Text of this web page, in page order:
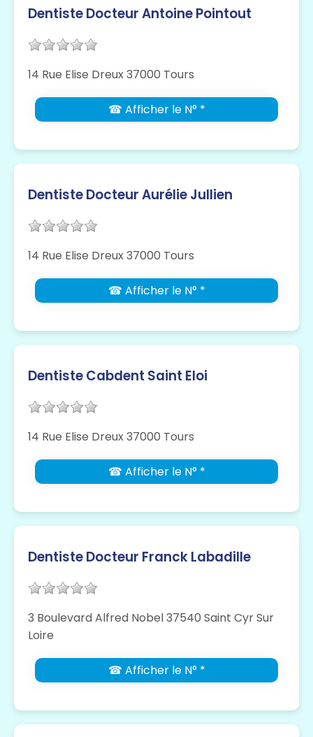
Dentiste Docteur Antoine Pointout
14 Rue Elise Dreux 37000 Tours
☎ Afficher le N° *
Dentiste Docteur Aurélie Jullien
14 Rue Elise Dreux 37000 Tours
☎ Afficher le N° *
Dentiste Cabdent Saint Eloi
14 Rue Elise Dreux 37000 Tours
☎ Afficher le N° *
Dentiste Docteur Franck Labadille
3 Boulevard Alfred Nobel 37540 Saint Cyr Sur
Loire
☎ Afficher le N° *